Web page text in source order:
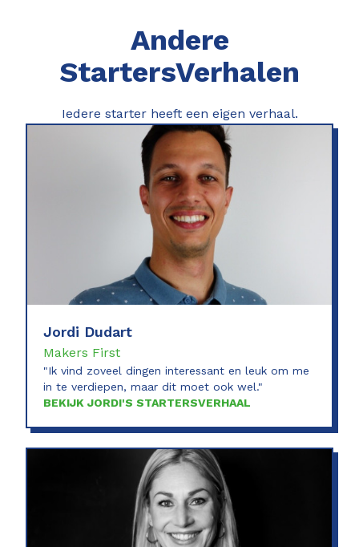
Andere
StartersVerhalen
Iedere starter heeft een eigen verhaal.
Jordi Dudart
Makers First
"Ik vind zoveel dingen interessant en leuk om me
in te verdiepen, maar dit moet ook wel."
BEKIJK JORDI'S STARTERSVERHAAL